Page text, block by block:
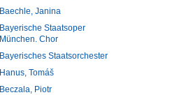
Baechle, Janina
Bayerische Staatsoper
München. Chor
Bayerisches Staatsorchester
Hanus, Tomáš
Beczala, Piotr